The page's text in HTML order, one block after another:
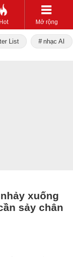
Hot Mở rộng
List nhạc AI
xuống
sảy chân